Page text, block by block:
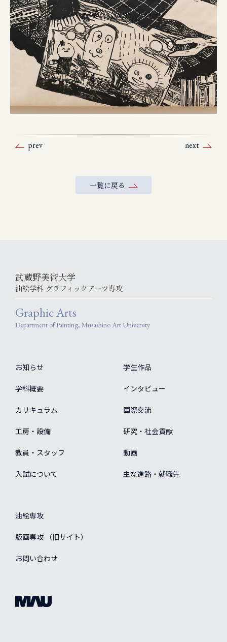
prev next
一覧に戻る
武蔵野美術大学
油絵学科 グラフィックアーツ専攻
Graphic Arts
Department of Painting, Musashino Art University
お知らせ
学科概要
カリキュラム
工房・設備
教員・スタッフ
入試について
学生作品
インタビュー
国際交流
研究・社会貢献
動画
主な進路・就職先
油絵専攻
版画専攻 （旧サイト）
お問い合わせ